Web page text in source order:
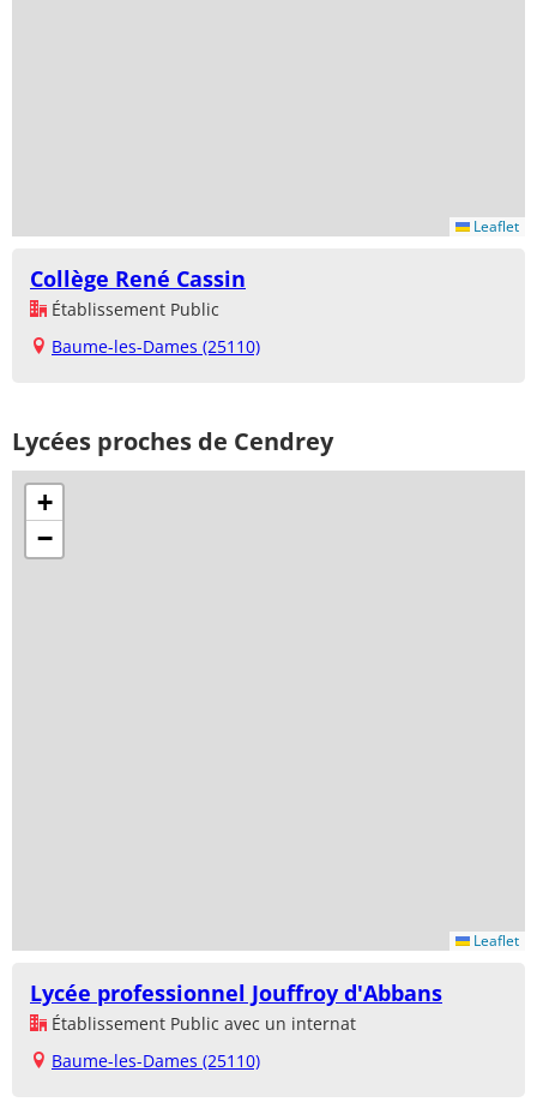
Leaflet
Collège René Cassin
Établissement Public
Baume-les-Dames (25110)
Lycées proches de Cendrey
+
−
Leaflet
Lycée professionnel Jouffroy d'Abbans
Établissement Public avec un internat
Baume-les-Dames (25110)